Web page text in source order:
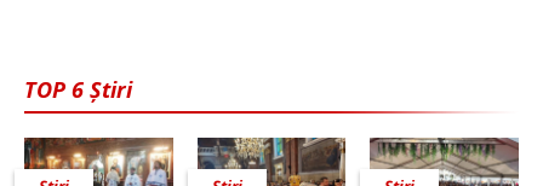
TOP 6 Știri